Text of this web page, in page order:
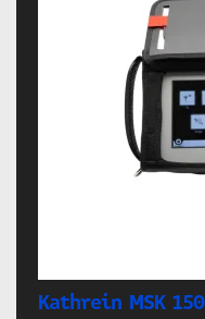
Kathrein MSK 150